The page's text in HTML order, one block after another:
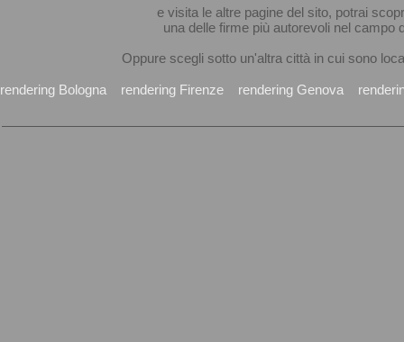
e visita le altre pagine del sito, potrai
una delle firme più autorevoli nel campo
Oppure scegli sotto un'altra città in cui sono
rendering Bologna rendering Firenze rendering Genova